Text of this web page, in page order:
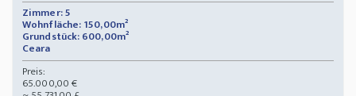
Zimmer: 5
Wohnfläche: 150,00m²
Grundstück: 600,00m²
Ceara
Preis:
65.000,00 €